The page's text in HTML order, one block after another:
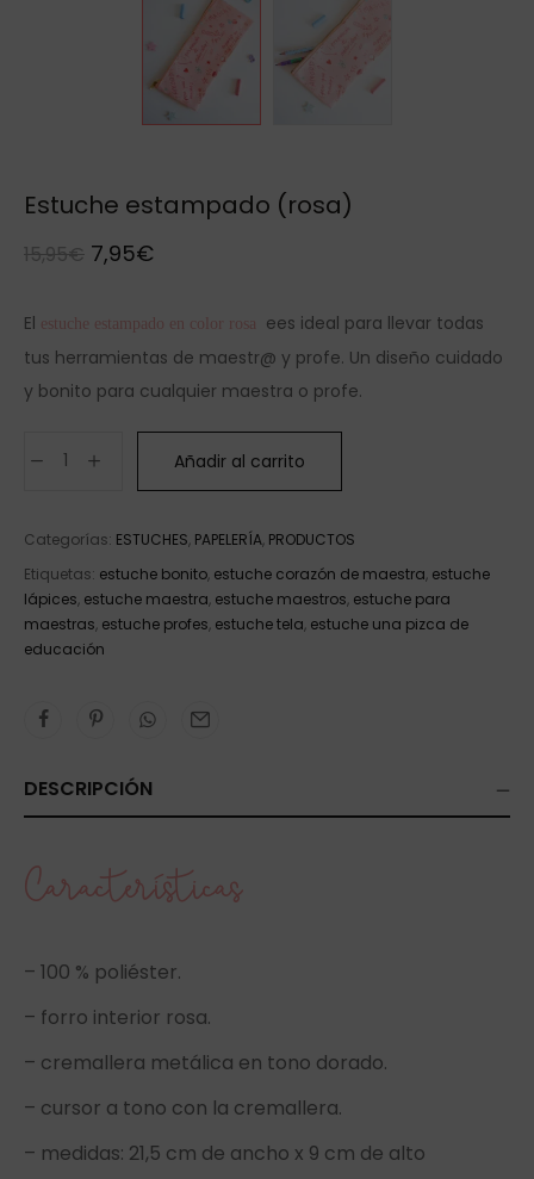
Estuche estampado (rosa)
15,95€ 7,95€
El estuche estampado en color rosa ees ideal para llevar todas
tus herramientas de maestr@ y profe. Un diseño cuidado
y bonito para cualquier maestra o profe.
Añadir al carrito
Categorías: ESTUCHES, PAPELERÍA, PRODUCTOS
Etiquetas: estuche bonito, estuche corazón de maestra, estuche
lápices, estuche maestra, estuche maestros, estuche para
maestras, estuche profes, estuche tela, estuche una pizca de
educación
DESCRIPCIÓN
Características
– 100 % poliéster.
– forro interior rosa.
– cremallera metálica en tono dorado.
– cursor a tono con la cremallera.
– medidas: 21,5 cm de ancho x 9 cm de alto